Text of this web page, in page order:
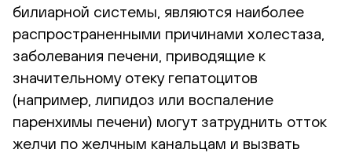
билиарной системы, являются наиболее
распространенными причинами холестаза,
заболевания печени, приводящие к
значительному отеку гепатоцитов
(например, липидоз или воспаление
паренхимы печени) могут затруднить отток
желчи по желчным канальцам и вызвать